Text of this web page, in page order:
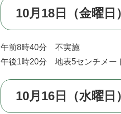
10月18日（金曜日）
午前8時40分 不実施
午後1時20分 地表5センチメー
10月16日（水曜日）